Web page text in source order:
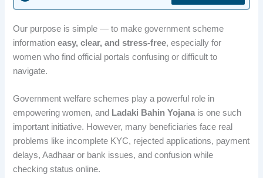
Our purpose is simple — to make government scheme
informationeasy, clear, and stress-free, especially for
women who find official portals confusing or difficult to
navigate.
Government welfare schemes play a powerful role in
empowering women, and Ladaki Bahin Yojana is one such
important initiative. However, many beneficiaries face real
problems like incomplete KYC, rejected applications, payment
delays, Aadhaar or bank issues, and confusion while
checking status online.